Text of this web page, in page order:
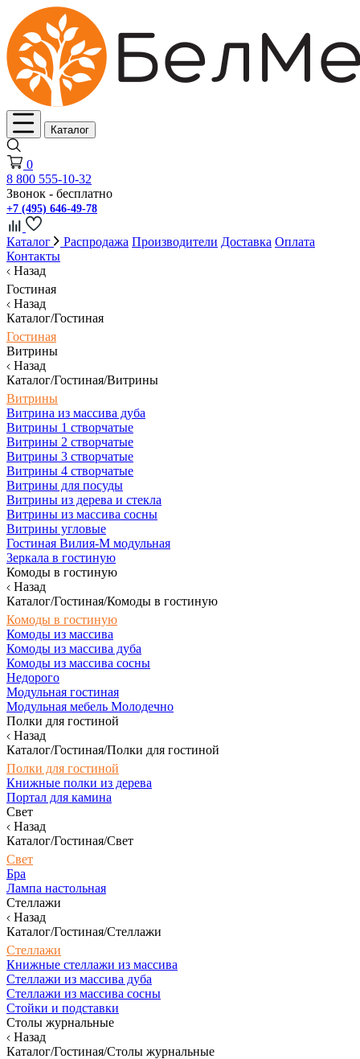
Каталог
0
8 800 555-10-32
Звонок - бесплатно
+7 (495) 646-49-78
Каталог Распродажа Производители Доставка Оплата
Контакты
Назад
Гостиная
Назад
Каталог/Гостиная
Гостиная
Витрины
Назад
Каталог/Гостиная/Витрины
Витрины
Витрина из массива дуба
Витрины 1 створчатые
Витрины 2 створчатые
Витрины 3 створчатые
Витрины 4 створчатые
Витрины для посуды
Витрины из дерева и стекла
Витрины из массива сосны
Витрины угловые
Гостиная Вилия-М модульная
Зеркала в гостиную
Комоды в гостиную
Назад
Каталог/Гостиная/Комоды в гостиную
Комоды в гостиную
Комоды из массива
Комоды из массива дуба
Комоды из массива сосны
Недорого
Модульная гостиная
Модульная мебель Молодечно
Полки для гостиной
Назад
Каталог/Гостиная/Полки для гостиной
Полки для гостиной
Книжные полки из дерева
Портал для камина
Свет
Назад
Каталог/Гостиная/Свет
Свет
Бра
Лампа настольная
Стеллажи
Назад
Каталог/Гостиная/Стеллажи
Стеллажи
Книжные стеллажи из массива
Стеллажи из массива дуба
Стеллажи из массива сосны
Стойки и подставки
Столы журнальные
Назад
Каталог/Гостиная/Столы журнальные